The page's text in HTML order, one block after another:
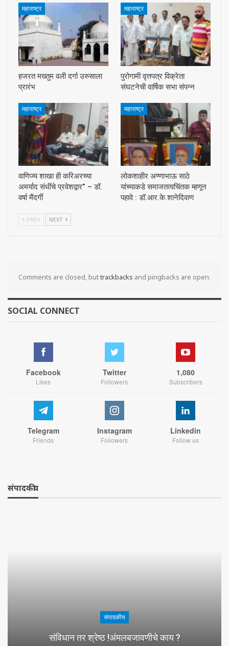
महाराष्ट्र
हजरत मख्तुम वली दर्गा उरुसाला
प्रारंभ
महाराष्ट्र
पुरोगामी वृत्तपत्र विक्रेता
संघटनेची वार्षिक सभा संपन्न
महाराष्ट्र
वाणिज्य शाखा ही करिअरच्या
अमर्याद संधींचे प्रवेशद्वार” – डॉ.
वर्षा मैंदर्गी
महाराष्ट्र
लोकशाहीर अण्णाभाऊ साठे
यांच्याकडे समाजतत्वचिंतक म्हणून
पहावे : डॉ.आर.के.शानेदिवाण
PREV NEXT
Comments are closed, buttrackbacks and pingbacks are open.
SOCIAL CONNECT
Facebook
Likes
Twitter
Followers
1,080
Subscribers
Telegram
Friends
Instagram
Followers
Linkedin
Follow us
संपादकीय
संपादकीय
संविधान तर श्रेष्ठ !अंमलबजावणीचे काय ?